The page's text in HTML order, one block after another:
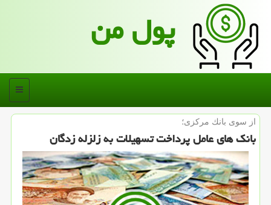
پول من
منو
از سوی بانك مركزی؛
بانك‎ های عامل پرداخت تسهیلات به زلزله زدگان